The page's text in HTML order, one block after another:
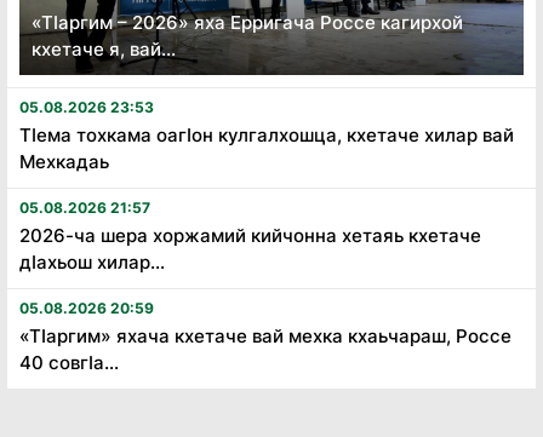
«Тӏаргим – 2026» яха Ерригача Россе кагирхой
кхетаче я, вай...
05.08.2026 23:53
Тӏема тохкама оагӏон кулгалхошца, кхетаче хилар вай
Мехкадаь
05.08.2026 21:57
2026-ча шера хоржамий кийчонна хетаяь кхетаче
дӏахьош хилар...
05.08.2026 20:59
«Тӏаргим» яхача кхетаче вай мехка кхаьчараш, Россе
40 совгӏа...